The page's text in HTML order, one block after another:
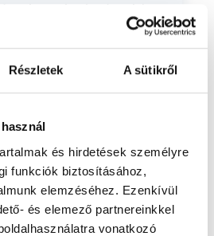
Részletek A sütikről
és hirdetések személyre
funkciók biztosításához,
elemzéséhez. Ezenkívül
és elemező partnereinkkel
vonatkozó
Teljes
általános orvosi oklevéllel rendelkező
szakorvosi szakképesítés
tevékenységért teljes
közvetlenül felügyeli az egészségügyi
részvizsgáig, utána pedig a
el feladatokat. A foglaljorvost.hu
névazonosságért bármely szakorvos